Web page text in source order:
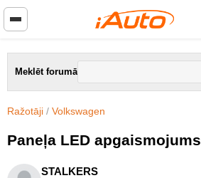
Meklēt forumā
Ražotāji / Volkswagen
Paneļa LED apgaismojums
STALKERS